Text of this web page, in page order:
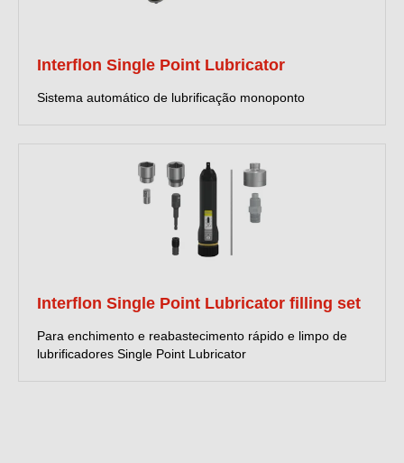
Interflon Single Point Lubricator
Sistema automático de lubrificação monoponto
Interflon Single Point Lubricator filling set
Para enchimento e reabastecimento rápido e limpo de
lubrificadores Single Point Lubricator